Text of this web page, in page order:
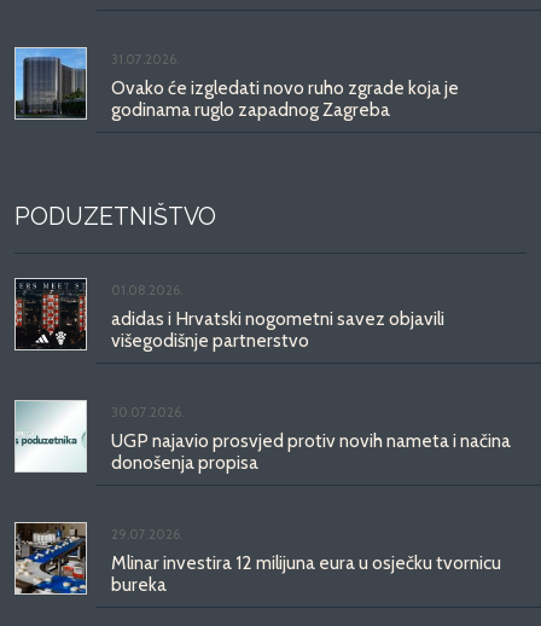
31.07.2026.
Ovako će izgledati novo ruho zgrade koja je
godinama ruglo zapadnog Zagreba
PODUZETNIŠTVO
01.08.2026.
adidas i Hrvatski nogometni savez objavili
višegodišnje partnerstvo
30.07.2026.
UGP najavio prosvjed protiv novih nameta i načina
donošenja propisa
29.07.2026.
Mlinar investira 12 milijuna eura u osječku tvornicu
bureka